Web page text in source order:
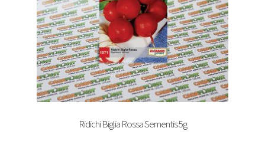
Ridichi Biglia Rossa Sementis 5g